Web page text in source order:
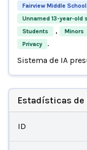
Fairview Middle
Unnamed 13-year-old
Students , Minors
Privacy
.
Sistema de IA
Estadísticas
ID